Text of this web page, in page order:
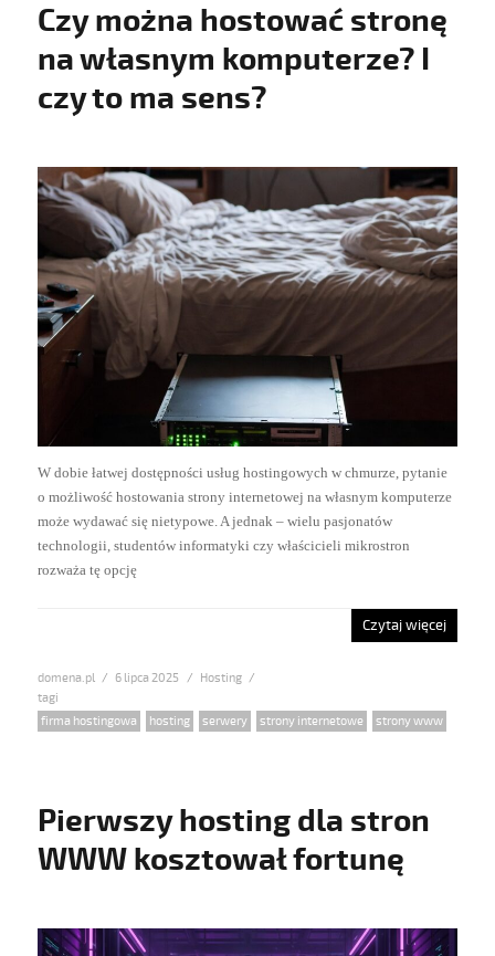
Czy można hostować stronę
na własnym komputerze? I
czy to ma sens?
W dobie łatwej dostępności usług hostingowych w chmurze, pytanie
o możliwość hostowania strony internetowej na własnym komputerze
może wydawać się nietypowe. A jednak – wielu pasjonatów
technologii, studentów informatyki czy właścicieli mikrostron
rozważa tę opcję
Czytaj więcej
domena.pl
Posted
6 lipca 2025 Categories
Hosting
Tags
firma hostingowa hosting serwery strony internetowe strony www
Pierwszy hosting dla stron
WWW kosztował fortunę